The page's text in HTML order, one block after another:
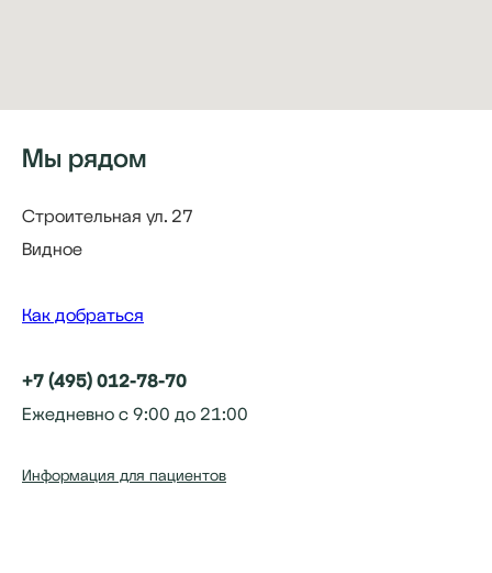
Мы рядом
Строительная ул. 27
Видное
Как добраться
+7 (495) 012-78-70
Ежедневно с 9:00 до 21:00
Информация для пациентов